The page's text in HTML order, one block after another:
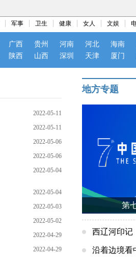
军事 卫生 健康 女人 文娱
广西 贵州 河南 河北 海南
陕西 山西 深圳 天津 厦门
2022-05-11
2022-05-11
2022-05-06
2022-05-06
2022-05-04
2022-05-04
2022-05-03
2022-05-02
2022-04-29
2022-04-29
地方专题
第
西辽河印记
沿着边境看